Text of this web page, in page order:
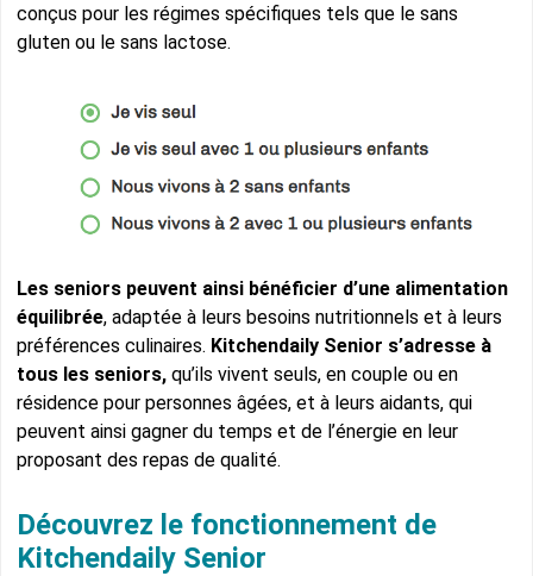
conçus pour les régimes spécifiques tels que le sans
gluten ou le sans lactose.
Les seniors peuvent ainsi bénéficier d’une alimentation
équilibrée, adaptée à leurs besoins nutritionnels et à leurs
préférences culinaires. Kitchendaily Senior s’adresse à
tous les seniors, qu’ils vivent seuls, en couple ou en
résidence pour personnes âgées, et à leurs aidants, qui
peuvent ainsi gagner du temps et de l’énergie en leur
proposant des repas de qualité.
Découvrez le fonctionnement de
Kitchendaily Senior